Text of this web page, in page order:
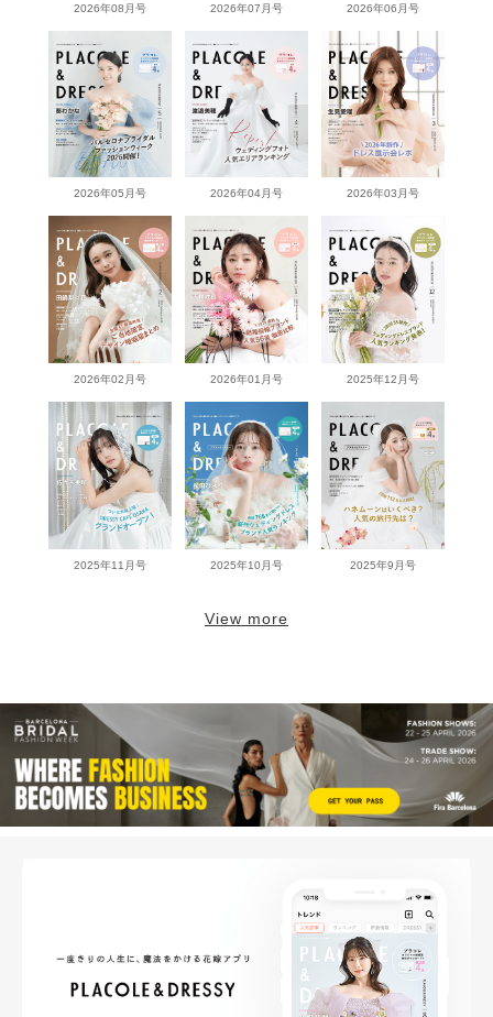
2026年08月号 2026年07月号 2026年06月号
2026年05月号 2026年04月号 2026年03月号
2026年02月号 2026年01月号 2025年12月号
2025年11月号 2025年10月号 2025年9月号
View more